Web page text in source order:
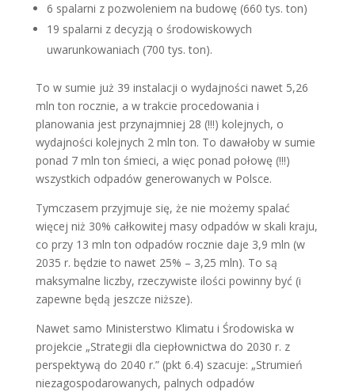
6 spalarni z pozwoleniem na budowę (660 tys. ton)
19 spalarni z decyzją o środowiskowych
uwarunkowaniach (700 tys. ton).
To w sumie już 39 instalacji o wydajności nawet 5,26
mln ton rocznie, a w trakcie procedowania i
planowania jest przynajmniej 28 (!!!) kolejnych, o
wydajności kolejnych 2 mln ton. To dawałoby w sumie
ponad 7 mln ton śmieci, a więc ponad połowę (!!!)
wszystkich odpadów generowanych w Polsce.
Tymczasem przyjmuje się, że nie możemy spalać
więcej niż 30% całkowitej masy odpadów w skali kraju,
co przy 13 mln ton odpadów rocznie daje 3,9 mln (w
2035 r. będzie to nawet 25% – 3,25 mln). To są
maksymalne liczby, rzeczywiste ilości powinny być (i
zapewne będą jeszcze niższe).
Nawet samo Ministerstwo Klimatu i Środowiska w
projekcie „Strategii dla ciepłownictwa do 2030 r. z
perspektywą do 2040 r.” (pkt 6.4) szacuje: „Strumień
niezagospodarowanych, palnych odpadów